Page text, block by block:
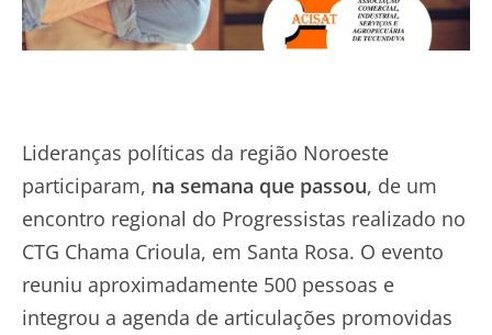
Lideranças políticas da região Noroeste
participaram, na semana que passou, de um
encontro regional do Progressistas realizado no
CTG Chama Crioula, em Santa Rosa. O evento
reuniu aproximadamente 500 pessoas e
integrou a agenda de articulações promovidas